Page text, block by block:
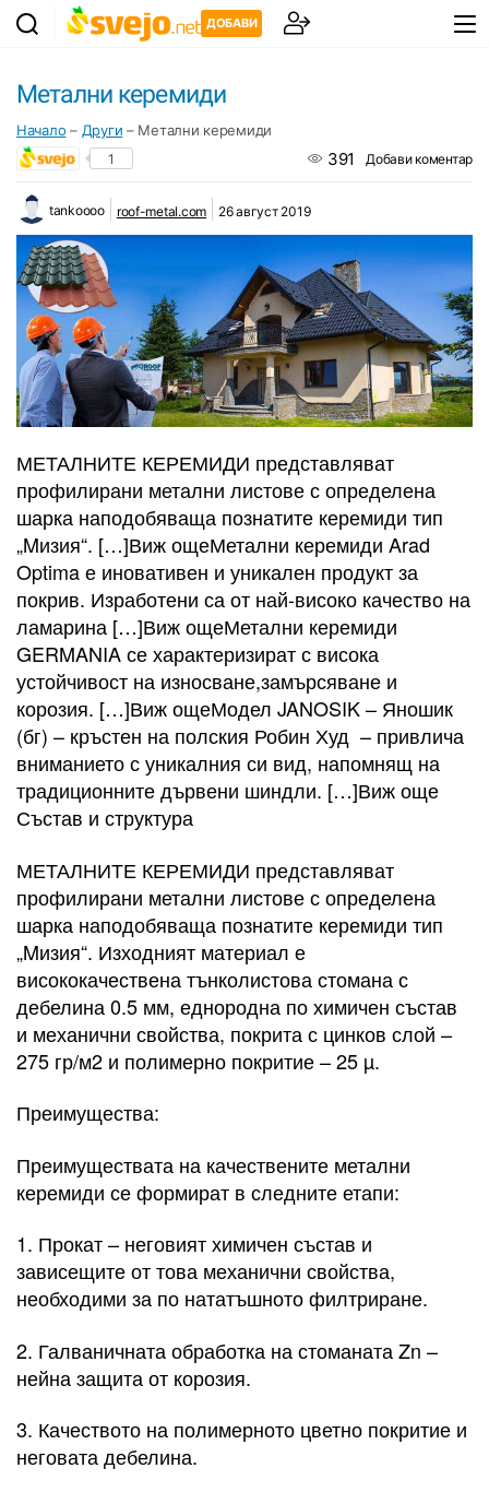
ДОБАВИ
Метални керемиди
Начало – Други – Метални керемиди
1 391 Добави коментар
tankoooo roof-metal.com 26 август 2019
МЕТАЛНИТЕ КЕРЕМИДИ представляват
профилирани метални листове с определена
шарка наподобяваща познатите керемиди тип
„Mизия“. […]Виж ощеМетални керемиди Arad
Optima е иновативен и уникален продукт за
покрив. Изработени са от най-високо качество на
ламарина […]Виж ощеМетални керемиди
GERMANIA се характеризират с висока
устойчивост на износване,замърсяване и
корозия. […]Виж ощеМодел JANOSIK – Яношик
(бг) – кръстен на полския Робин Худ – привлича
вниманието с уникалния си вид, напомнящ на
традиционните дървени шиндли. […]Виж още
Състав и структура
МЕТАЛНИТЕ КЕРЕМИДИ представляват
профилирани метални листове с определена
шарка наподобяваща познатите керемиди тип
„Mизия“. Изходният материал е
висококачествена тънколистова стомана с
дебелина 0.5 мм, еднородна по химичен състав
и механични свойства, покрита с цинков слой –
275 гр/м2 и полимерно покритие – 25 µ.
Преимущества:
Преимуществата на качествените метални
керемиди се формират в следните етапи:
1. Прокат – неговият химичен състав и
зависещите от това механични свойства,
необходими за по нататъшното филтриране.
2. Галваничната обработка на стоманата Zn –
нейна защита от корозия.
3. Качеството на полимерното цветно покритие и
неговата дебелина.